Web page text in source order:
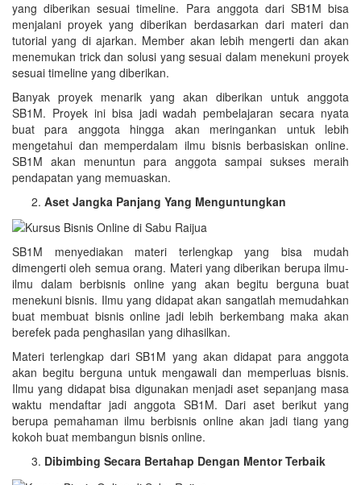
yang diberikan sesuai timeline. Para anggota dari SB1M bisa
menjalani proyek yang diberikan berdasarkan dari materi dan
tutorial yang di ajarkan. Member akan lebih mengerti dan akan
menemukan trick dan solusi yang sesuai dalam menekuni proyek
sesuai timeline yang diberikan.
Banyak proyek menarik yang akan diberikan untuk anggota
SB1M. Proyek ini bisa jadi wadah pembelajaran secara nyata
buat para anggota hingga akan meringankan untuk lebih
mengetahui dan memperdalam ilmu bisnis berbasiskan online.
SB1M akan menuntun para anggota sampai sukses meraih
pendapatan yang memuaskan.
Aset Jangka Panjang Yang Menguntungkan
SB1M menyediakan materi terlengkap yang bisa mudah
dimengerti oleh semua orang. Materi yang diberikan berupa ilmu-
ilmu dalam berbisnis online yang akan begitu berguna buat
menekuni bisnis. Ilmu yang didapat akan sangatlah memudahkan
buat membuat bisnis online jadi lebih berkembang maka akan
berefek pada penghasilan yang dihasilkan.
Materi terlengkap dari SB1M yang akan didapat para anggota
akan begitu berguna untuk mengawali dan memperluas bisnis.
Ilmu yang didapat bisa digunakan menjadi aset sepanjang masa
waktu mendaftar jadi anggota SB1M. Dari aset berikut yang
berupa pemahaman ilmu berbisnis online akan jadi tiang yang
kokoh buat membangun bisnis online.
Dibimbing Secara Bertahap Dengan Mentor Terbaik